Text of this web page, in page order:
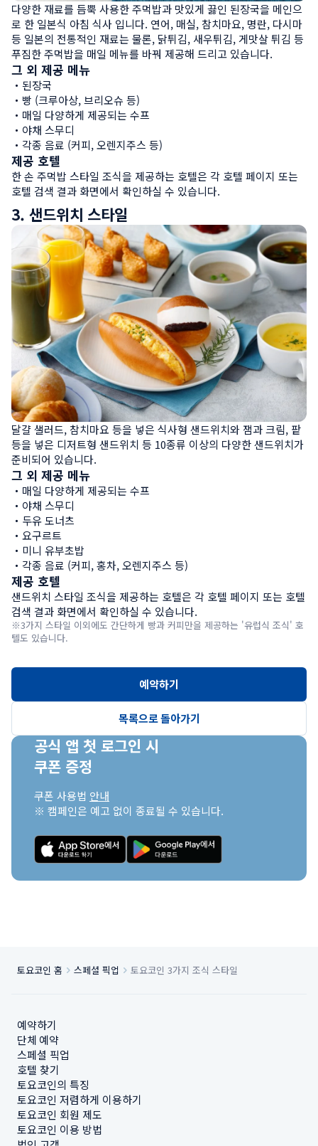
다양한 재료를 듬뿍 사용한 주먹밥과 맛있게 끓인 된장국을 메인으
로 한 일본식 아침 식사 입니다. 연어, 매실, 참치마요, 명란, 다시마
등 일본의 전통적인 재료는 물론, 닭튀김, 새우튀김, 게맛살 튀김 등
푸짐한 주먹밥을 매일 메뉴를 바꿔 제공해 드리고 있습니다.
그 외 제공 메뉴
・된장국
・빵 (크루아상, 브리오슈 등)
・매일 다양하게 제공되는 수프
・야채 스무디
・각종 음료 (커피, 오렌지주스 등)
제공 호텔
한 손 주먹밥 스타일 조식을 제공하는 호텔은 각 호텔 페이지 또는
호텔 검색 결과 화면에서 확인하실 수 있습니다.
3. 샌드위치 스타일
달걀 샐러드, 참치마요 등을 넣은 식사형 샌드위치와 잼과 크림, 팥
등을 넣은 디저트형 샌드위치 등 10종류 이상의 다양한 샌드위치가
준비되어 있습니다.
그 외 제공 메뉴
・매일 다양하게 제공되는 수프
・야채 스무디
・두유 도너츠
・요구르트
・미니 유부초밥
・각종 음료 (커피, 홍차, 오렌지주스 등)
제공 호텔
샌드위치 스타일 조식을 제공하는 호텔은 각 호텔 페이지 또는 호텔
검색 결과 화면에서 확인하실 수 있습니다.
※3가지 스타일 이외에도 간단하게 빵과 커피만을 제공하는 '유럽식 조식' 호
텔도 있습니다.
예약하기
목록으로 돌아가기
공식 앱 첫 로그인 시
쿠폰 증정
쿠폰 사용법 안내
※ 캠페인은 예고 없이 종료될 수 있습니다.
토요코인 홈 스페셜 픽업 토요코인 3가지 조식 스타일
예약하기
단체 예약
스페셜 픽업
호텔 찾기
토요코인의 특징
토요코인 저렴하게 이용하기
토요코인 회원 제도
토요코인 이용 방법